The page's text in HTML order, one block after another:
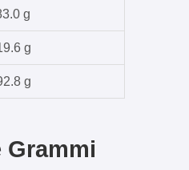
g
g
g
Grammi